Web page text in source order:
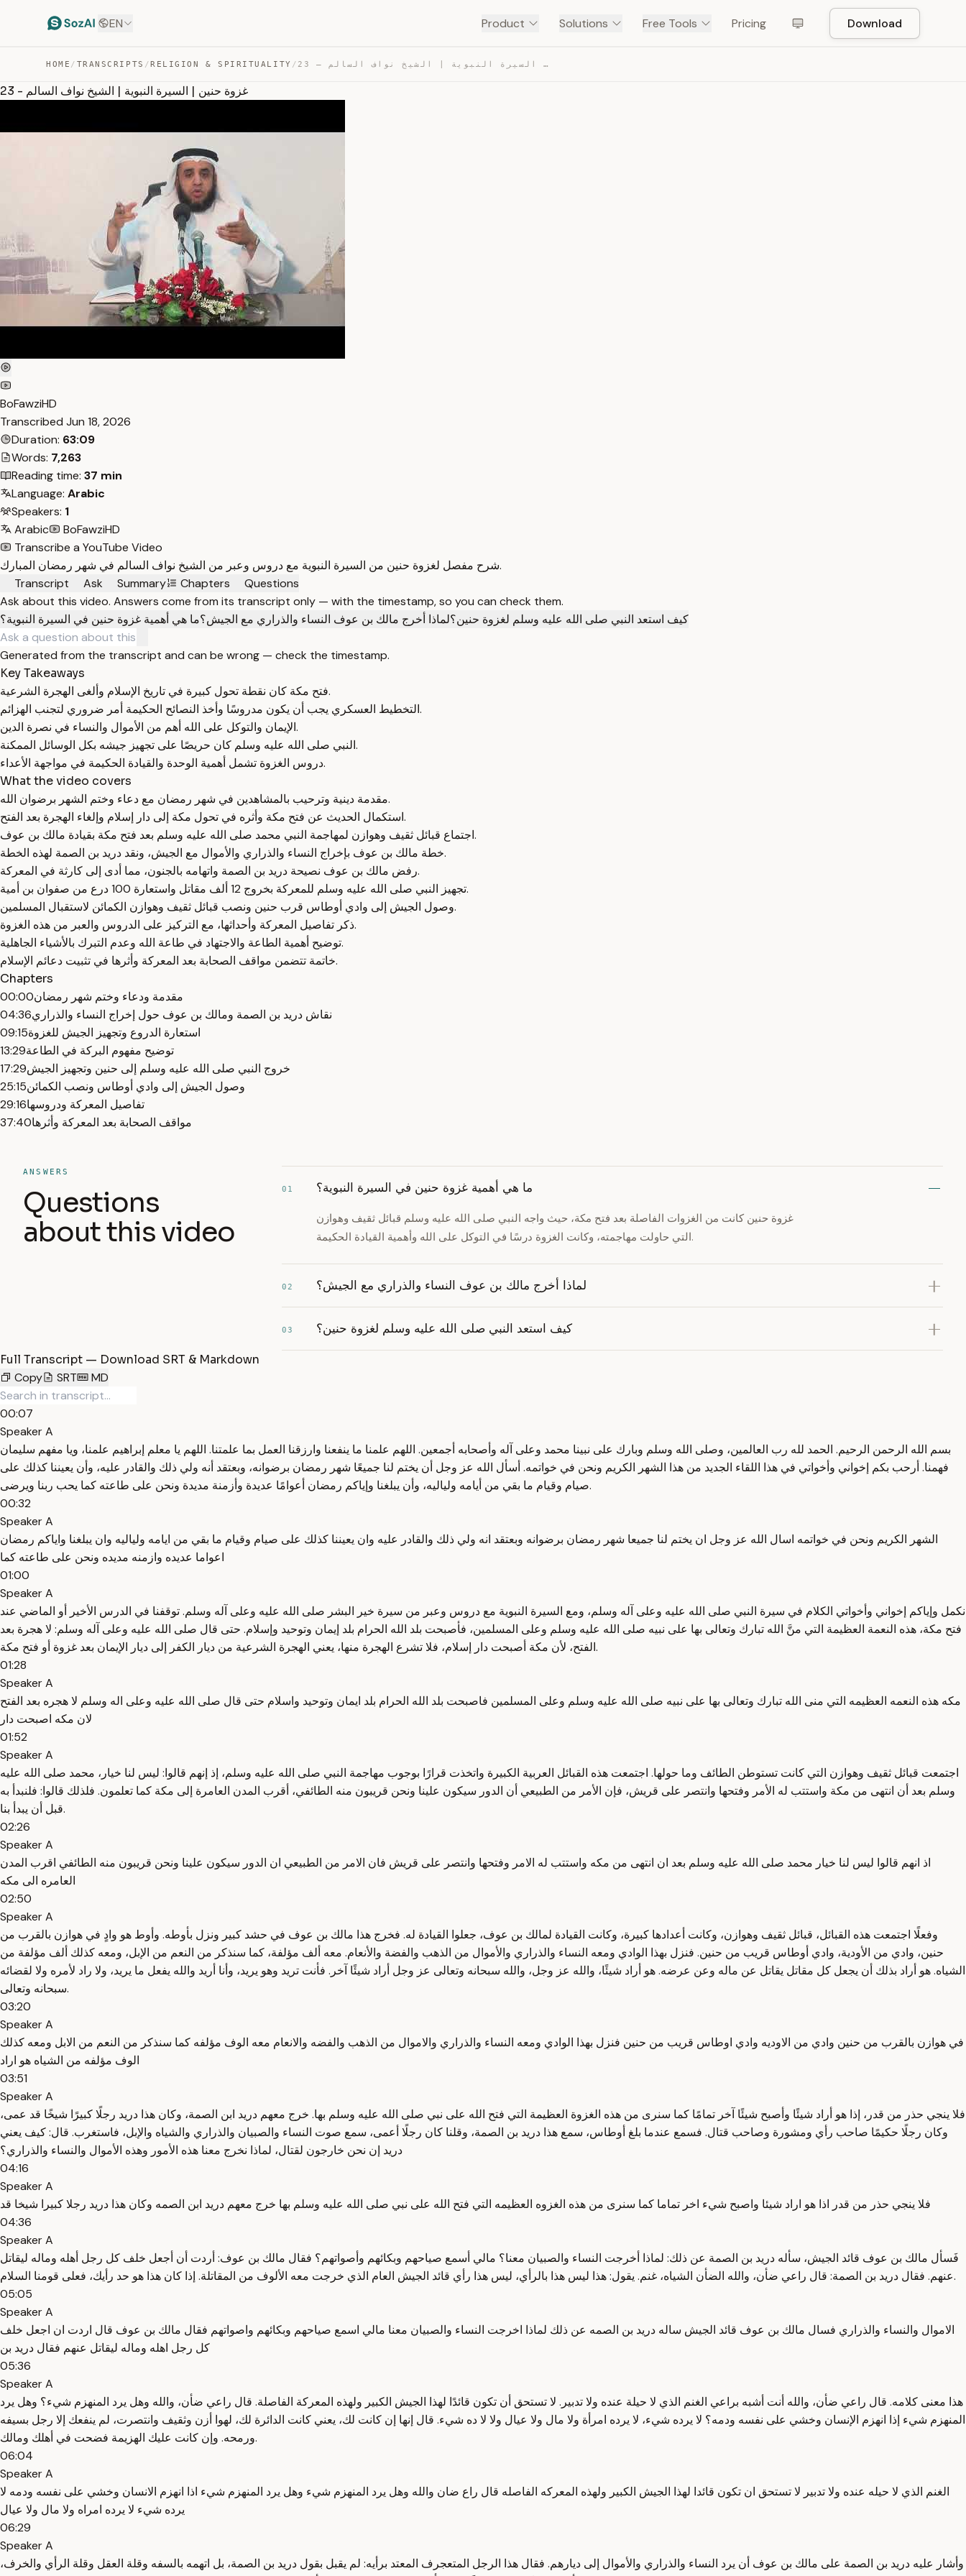
EN Product Solutions Free Tools Pricing Download
HOME / TRANSCRIPTS /RELIGION & SPIRITUALITY / 23 – غزوة حنين | السيرة النبوية | الشيخ نواف السالم — TRANSCRIPT
23 - غزوة حنين | السيرة النبوية | الشيخ نواف السالم
BoFawziHD
Transcribed Jun 18, 2026
Duration: 63:09
Words: 7,263
Reading time: 37 min
Language: Arabic
Speakers: 1
Arabic
BoFawziHD
Transcribe a YouTube Video
شرح مفصل لغزوة حنين من السيرة النبوية مع دروس وعبر من الشيخ نواف السالم في شهر رمضان المبارك.
Transcript
Ask Summary Chapters
Questions
Ask about this video. Answers come from its transcript only — with the timestamp, so you can check them.
ما هي أهمية غزوة حنين في السيرة النبوية؟لماذا أخرج مالك بن عوف النساء والذراري مع الجيش؟كيف استعد النبي صلى الله عليه وسلم لغزوة حنين؟
Generated from the transcript and can be wrong — check the timestamp.
Key Takeaways
فتح مكة كان نقطة تحول كبيرة في تاريخ الإسلام وألغى الهجرة الشرعية.
التخطيط العسكري يجب أن يكون مدروسًا وأخذ النصائح الحكيمة أمر ضروري لتجنب الهزائم.
الإيمان والتوكل على الله أهم من الأموال والنساء في نصرة الدين.
النبي صلى الله عليه وسلم كان حريصًا على تجهيز جيشه بكل الوسائل الممكنة.
دروس الغزوة تشمل أهمية الوحدة والقيادة الحكيمة في مواجهة الأعداء.
What the video covers
مقدمة دينية وترحيب بالمشاهدين في شهر رمضان مع دعاء وختم الشهر برضوان الله.
استكمال الحديث عن فتح مكة وأثره في تحول مكة إلى دار إسلام وإلغاء الهجرة بعد الفتح.
اجتماع قبائل ثقيف وهوازن لمهاجمة النبي محمد صلى الله عليه وسلم بعد فتح مكة بقيادة مالك بن عوف.
خطة مالك بن عوف بإخراج النساء والذراري والأموال مع الجيش، ونقد دريد بن الصمة لهذه الخطة.
رفض مالك بن عوف نصيحة دريد بن الصمة واتهامه بالجنون، مما أدى إلى كارثة في المعركة.
تجهيز النبي صلى الله عليه وسلم للمعركة بخروج 12 ألف مقاتل واستعارة 100 درع من صفوان بن أمية.
وصول الجيش إلى وادي أوطاس قرب حنين ونصب قبائل ثقيف وهوازن الكمائن لاستقبال المسلمين.
ذكر تفاصيل المعركة وأحداثها، مع التركيز على الدروس والعبر من هذه الغزوة.
توضيح أهمية الطاعة والاجتهاد في طاعة الله وعدم التبرك بالأشياء الجاهلية.
خاتمة تتضمن مواقف الصحابة بعد المعركة وأثرها في تثبيت دعائم الإسلام.
Chapters
00:00مقدمة ودعاء وختم شهر رمضان
04:36نقاش دريد بن الصمة ومالك بن عوف حول إخراج النساء والذراري
09:15استعارة الدروع وتجهيز الجيش للغزوة
13:29توضيح مفهوم البركة في الطاعة
17:29خروج النبي صلى الله عليه وسلم إلى حنين وتجهيز الجيش
25:15وصول الجيش إلى وادي أوطاس ونصب الكمائن
29:16تفاصيل المعركة ودروسها
37:40مواقف الصحابة بعد المعركة وأثرها
ANSWERS
Questions
about this video
01 ما هي أهمية غزوة حنين في السيرة النبوية؟
غزوة حنين كانت من الغزوات الفاصلة بعد فتح مكة، حيث واجه النبي صلى الله عليه وسلم قبائل ثقيف وهوازن
التي حاولت مهاجمته، وكانت الغزوة درسًا في التوكل على الله وأهمية القيادة الحكيمة.
02 لماذا أخرج مالك بن عوف النساء والذراري مع الجيش؟
03 كيف استعد النبي صلى الله عليه وسلم لغزوة حنين؟
Full Transcript — Download SRT & Markdown
Copy
SRT MD
00:07
Speaker A
بسم الله الرحمن الرحيم. الحمد لله رب العالمين، وصلى الله وسلم وبارك على نبينا محمد وعلى آله وأصحابه أجمعين. اللهم علمنا ما ينفعنا وارزقنا العمل بما علمتنا. اللهم يا معلم إبراهيم علمنا، ويا مفهم سليمان
فهمنا. أرحب بكم إخواني وأخواتي في هذا اللقاء الجديد من هذا الشهر الكريم ونحن في خواتمه. أسأل الله عز وجل أن يختم لنا جميعًا شهر رمضان برضوانه، وبعتقد أنه ولي ذلك والقادر عليه، وأن يعيننا كذلك على
صيام وقيام ما بقي من أيامه ولياليه، وأن يبلغنا وإياكم رمضان أعوامًا عديدة وأزمنة مديدة ونحن على طاعته كما يحب ربنا ويرضى.
00:32
Speaker A
الشهر الكريم ونحن في خواتمه اسال الله عز وجل ان يختم لنا جميعا شهر رمضان برضوانه وبعتقد انه ولي ذلك والقادر عليه وان يعيننا كذلك على صيام وقيام ما بقي من ايامه ولياليه وان يبلغنا واياكم رمضان
اعواما عديده وازمنه مديده ونحن على طاعته كما
01:00
Speaker A
نكمل وإياكم إخواني وأخواتي الكلام في سيرة النبي صلى الله عليه وعلى آله وسلم، ومع السيرة النبوية مع دروس وعبر من سيرة خير البشر صلى الله عليه وعلى آله وسلم. توقفنا في الدرس الأخير أو الماضي عند
فتح مكة، هذه النعمة العظيمة التي منَّ الله تبارك وتعالى بها على نبيه صلى الله عليه وسلم وعلى المسلمين، فأصبحت بلد الله الحرام بلد إيمان وتوحيد وإسلام. حتى قال صلى الله عليه وعلى آله وسلم: لا هجرة بعد
الفتح، لأن مكة أصبحت دار إسلام، فلا تشرع الهجرة منها، يعني الهجرة الشرعية من ديار الكفر إلى ديار الإيمان بعد غزوة أو فتح مكة.
01:28
Speaker A
مكه هذه النعمه العظيمه التي منى الله تبارك وتعالى بها على نبيه صلى الله عليه وسلم وعلى المسلمين فاصبحت بلد الله الحرام بلد ايمان وتوحيد واسلام حتى قال صلى الله عليه وعلى اله وسلم لا هجره بعد الفتح
لان مكه اصبحت دار
01:52
Speaker A
اجتمعت قبائل ثقيف وهوازن التي كانت تستوطن الطائف وما حولها. اجتمعت هذه القبائل العربية الكبيرة واتخذت قرارًا بوجوب مهاجمة النبي صلى الله عليه وسلم، إذ إنهم قالوا: ليس لنا خيار، محمد صلى الله عليه
وسلم بعد أن انتهى من مكة واستتب له الأمر وفتحها وانتصر على قريش، فإن الأمر من الطبيعي أن الدور سيكون علينا ونحن قريبون منه الطائفي، أقرب المدن العامرة إلى مكة كما تعلمون. فلذلك قالوا: فلنبدأ به
قبل أن يبدأ بنا.
02:26
Speaker A
اذ انهم قالوا ليس لنا خيار محمد صلى الله عليه وسلم بعد ان انتهى من مكه واستتب له الامر وفتحها وانتصر على قريش فان الامر من الطبيعي ان الدور سيكون علينا ونحن قريبون منه الطائفي اقرب المدن
العامره الى مكه
02:50
Speaker A
وفعلًا اجتمعت هذه القبائل، قبائل ثقيف وهوازن، وكانت أعدادها كبيرة، وكانت القيادة لمالك بن عوف، جعلوا القيادة له. فخرج هذا مالك بن عوف في حشد كبير ونزل بأوطه. وأوط هو وادٍ في هوازن بالقرب من
حنين، وادي من الأودية، وادي أوطاس قريب من حنين. فنزل بهذا الوادي ومعه النساء والذراري والأموال من الذهب والفضة والأنعام. معه ألف مؤلفة، كما سنذكر من النعم من الإبل، ومعه كذلك ألف مؤلفة من
الشياه. هو أراد بذلك أن يجعل كل مقاتل يقاتل عن ماله وعن عرضه. هو أراد شيئًا، والله عز وجل، والله سبحانه وتعالى عز وجل أراد شيئًا آخر. فأنت تريد وهو يريد، وأنا أريد والله يفعل ما يريد، ولا راد لأمره ولا لقضائه
سبحانه وتعالى.
03:20
Speaker A
في هوازن بالقرب من حنين وادي من الاوديه وادي اوطاس قريب من حنين فنزل بهذا الوادي ومعه النساء والذراري والاموال من الذهب والفضه والانعام معه الوف مؤلفه كما سنذكر من النعم من الابل ومعه كذلك
الوف مؤلفه من الشياه هو اراد
03:51
Speaker A
فلا ينجي حذر من قدر، إذا هو أراد شيئًا وأصبح شيئًا آخر تمامًا كما سنرى من هذه الغزوة العظيمة التي فتح الله على نبي صلى الله عليه وسلم بها. خرج معهم دريد ابن الصمة، وكان هذا دريد رجلًا كبيرًا شيخًا قد عمى،
وكان رجلًا حكيمًا صاحب رأي ومشورة وصاحب قتال. فسمع عندما بلغ أوطاس، سمع هذا دريد بن الصمة، وقلنا كان رجلًا أعمى، سمع صوت النساء والصبيان والذراري والشياه والإبل، فاستغرب. قال: كيف يعني
دريد إن نحن خارجون لقتال، لماذا نخرج معنا هذه الأمور وهذه الأموال والنساء والذراري؟
04:16
Speaker A
فلا ينجي حذر من قدر اذا هو اراد شيئا واصبح شيء اخر تماما كما سنرى من هذه الغزوه العظيمه التي فتح الله على نبي صلى الله عليه وسلم بها خرج معهم دريد ابن الصمه وكان هذا دريد رجلا كبيرا شيخا قد
04:36
Speaker A
فَسأل مالك بن عوف قائد الجيش، سأله دريد بن الصمة عن ذلك: لماذا أخرجت النساء والصبيان معنا؟ مالي أسمع صياحهم وبكائهم وأصواتهم؟ فقال مالك بن عوف: أردت أن أجعل خلف كل رجل أهله وماله ليقاتل
عنهم. فقال دريد بن الصمة: قال راعي ضأن، والله الضأن الشياه، غنم. يقول: هذا ليس هذا بالرأي، ليس هذا رأي قائد الجيش العام الذي خرجت معه الألوف من المقاتلة. إذا كان هذا هو حد رأيك، فعلى قومنا السلام.
05:05
Speaker A
الاموال والنساء والذراري فسال مالك بن عوف قائد الجيش ساله دريد بن الصمه عن ذلك لماذا اخرجت النساء والصبيان معنا مالي اسمع صياحهم وبكائهم واصواتهم فقال مالك بن عوف قال اردت ان اجعل خلف
كل رجل اهله وماله ليقاتل عنهم فقال دريد بن
05:36
Speaker A
هذا معنى كلامه. قال راعي ضأن، والله أنت أشبه براعي الغنم الذي لا حيلة عنده ولا تدبير. لا تستحق أن تكون قائدًا لهذا الجيش الكبير ولهذه المعركة الفاصلة. قال راعي ضأن، والله وهل يرد المنهزم شيء؟ وهل يرد
المنهزم شيء إذا انهزم الإنسان وخشي على نفسه ودمه؟ لا يرده شيء، لا يرده امرأة ولا مال ولا عيال ولا لا ده شيء. قال إنها إن كانت لك، يعني كانت الدائرة لك، لهوا أزن وثقيف وانتصرت، لم ينفعك إلا رجل بسيفه
ورمحه. وإن كانت عليك الهزيمة فضحت في أهلك ومالك.
06:04
Speaker A
الغنم الذي لا حيله عنده ولا تدبير لا تستحق ان تكون قائدا لهذا الجيش الكبير ولهذه المعركه الفاصله قال راع ضان والله وهل يرد المنهزم شيء وهل يرد المنهزم شيء اذا انهزم الانسان وخشي على نفسه ودمه لا
يرده شيء لا يرده امراه ولا مال ولا عيال
06:29
Speaker A
وأشار عليه دريد بن الصمة على مالك بن عوف أن يرد النساء والذراري والأموال إلى ديارهم. فقال هذا الرجل المتعجرف المعتد برأيه: لم يقبل بقول دريد بن الصمة، بل اتهمه بالسفه وقلة العقل وقلة الرأي والخرف،